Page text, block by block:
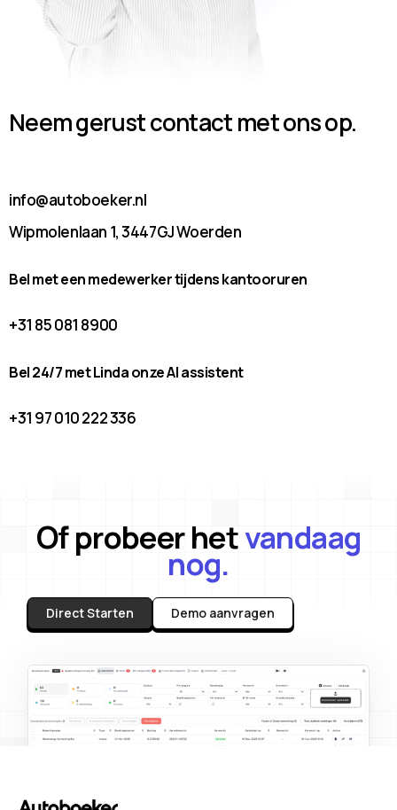
Neem gerust contact met ons op.
info@autoboeker.nl
Wipmolenlaan 1, 3447GJ Woerden
Bel met een medewerker tijdens kantooruren
+31 85 081 8900
Bel 24/7 met Linda onze AI assistent
+31 97 010 222 336
Of probeer hetvandaag
nog.
Direct Starten Demo aanvragen